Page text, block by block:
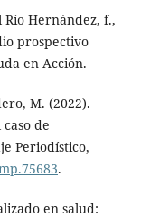
Hernández, f.,
prospectivo
en Acción.
M. (2022).
de
Periodístico,
.
en salud: